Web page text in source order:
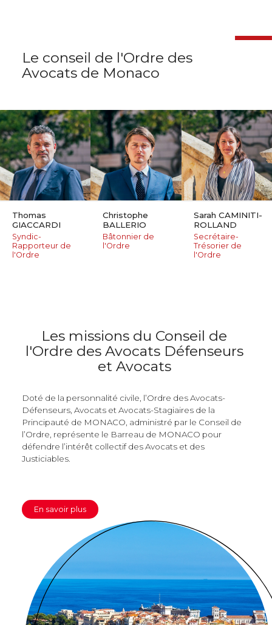
Le conseil de l'Ordre des
Avocats de Monaco
Thomas
GIACCARDI
Syndic-
Rapporteur de
l'Ordre
Christophe
BALLERIO
Bâtonnier de
l'Ordre
Sarah CAMINITI-
ROLLAND
Secrétaire-
Trésorier de
l'Ordre
Les missions du Conseil de
l'Ordre des Avocats Défenseurs
et Avocats
Doté de la personnalité civile, l’Ordre des Avocats-
Défenseurs, Avocats et Avocats-Stagiaires de la
Principauté de MONACO, administré par le Conseil de
l’Ordre, représente le Barreau de MONACO pour
défendre l’intérêt collectif des Avocats et des
Justiciables.
En savoir plus